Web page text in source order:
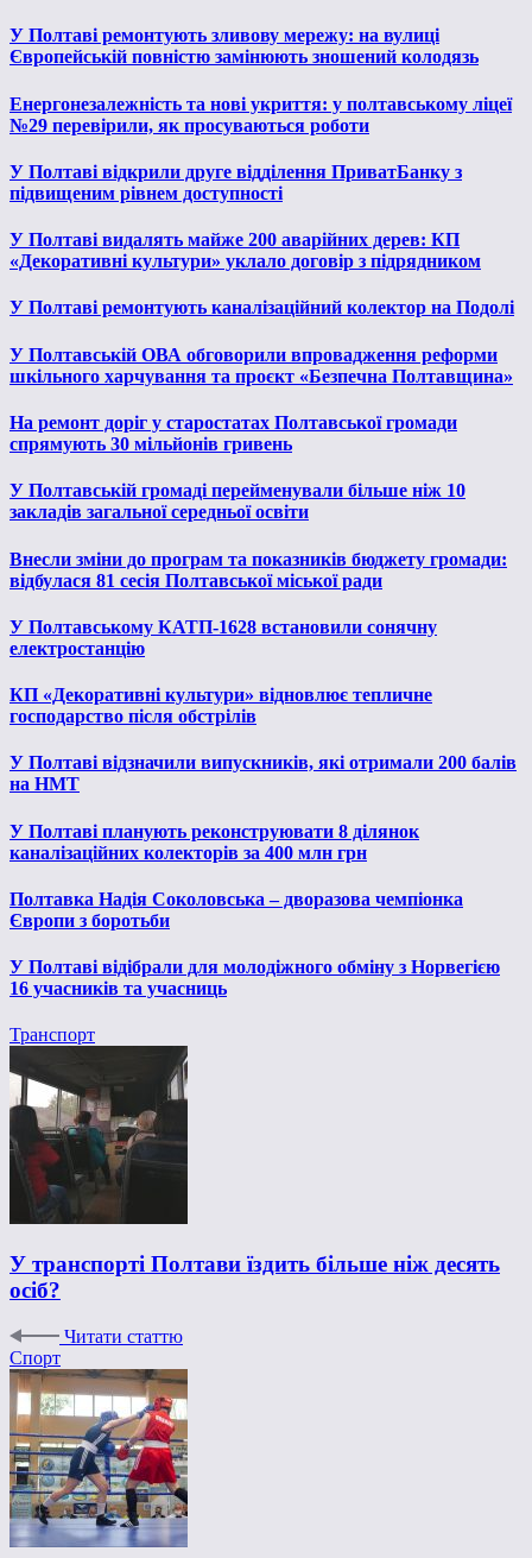
У Полтаві ремонтують зливову мережу: на вулиці
Європейській повністю замінюють зношений колодязь
Енергонезалежність та нові укриття: у полтавському ліцеї
№29 перевірили, як просуваються роботи
У Полтаві відкрили друге відділення ПриватБанку з
підвищеним рівнем доступності
У Полтаві видалять майже 200 аварійних дерев: КП
«Декоративні культури» уклало договір з підрядником
У Полтаві ремонтують каналізаційний колектор на Подолі
У Полтавській ОВА обговорили впровадження реформи
шкільного харчування та проєкт «Безпечна Полтавщина»
На ремонт доріг у старостатах Полтавської громади
спрямують 30 мільйонів гривень
У Полтавській громаді перейменували більше ніж 10
закладів загальної середньої освіти
Внесли зміни до програм та показників бюджету громади:
відбулася 81 сесія Полтавської міської ради
У Полтавському КАТП-1628 встановили сонячну
електростанцію
КП «Декоративні культури» відновлює тепличне
господарство після обстрілів
У Полтаві відзначили випускників, які отримали 200 балів
на НМТ
У Полтаві планують реконструювати 8 ділянок
каналізаційних колекторів за 400 млн грн
Полтавка Надія Соколовська – дворазова чемпіонка
Європи з боротьби
У Полтаві відібрали для молодіжного обміну з Норвегією
16 учасників та учасниць
Транспорт
У транспорті Полтави їздить більше ніж десять
осіб?
Читати статтю
Спорт